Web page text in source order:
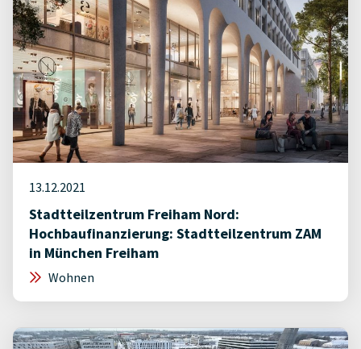
13.12.2021
Stadtteilzentrum Freiham Nord:
Hochbaufinanzierung: Stadtteilzentrum ZAM
in München Freiham
Wohnen